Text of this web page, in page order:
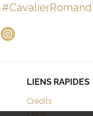
#CavalierRomand
LIENS RAPIDES
Crédits